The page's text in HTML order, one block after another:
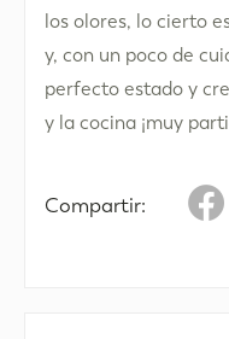
los olores, lo cierto
y, con un poco de
perfecto estado y
y la cocina ¡muy
Compartir: